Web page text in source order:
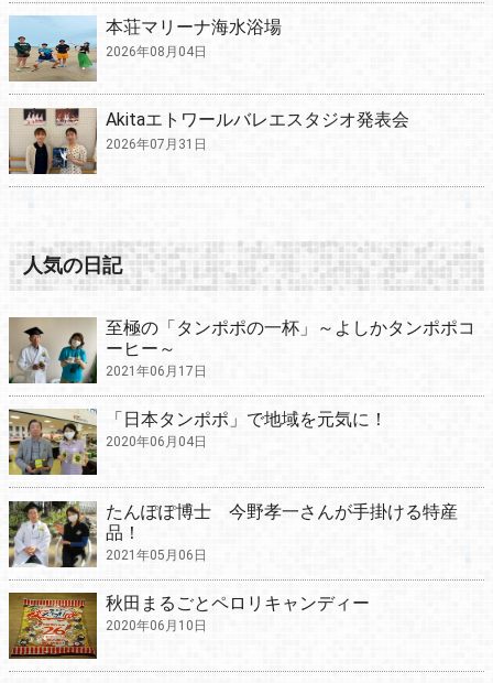
本荘マリーナ海水浴場
2026年08月04日
Akitaエトワールバレエスタジオ発表会
2026年07月31日
人気の日記
至極の「タンポポの一杯」～よしかタンポポコ
ーヒー～
2021年06月17日
「日本タンポポ」で地域を元気に！
2020年06月04日
たんぽぽ博士 今野孝一さんが手掛ける特産
品！
2021年05月06日
秋田まるごとペロリキャンディー
2020年06月10日